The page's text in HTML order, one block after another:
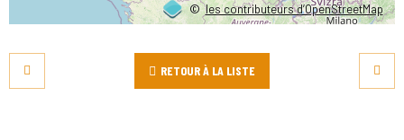
©les contributeurs d’OpenStreetMap
RETOUR À LA LISTE